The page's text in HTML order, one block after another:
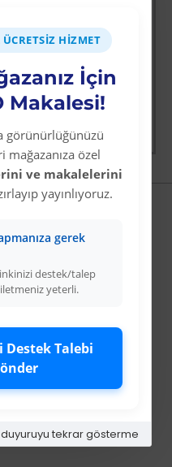
HIZMET
İçin
Makalesi!
görünürlüğünüzü
mağazanıza özel
ve makalelerini
yayınlıyoruz.
gerek
destek/talep
yeterli.
Destek Talebi
duyuruyu tekrar gösterme
-64 %
Üyelere Özel Fiyat
Üye Olunuz